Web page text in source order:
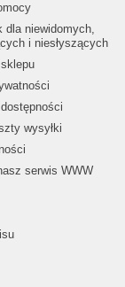
dla niewidomych,
i niesłyszących
wysyłki
serwis WWW